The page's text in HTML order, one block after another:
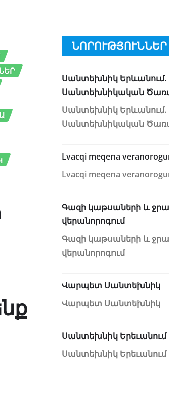
ՆՈՐՈՒԹՅՈՒՆՆԵՐ
Սանտեխնիկ Երևանում.
Սանտեխնիկական
Սանտեխնիկ Երևանում.
Սանտեխնիկական
Lvacqi meqena
Lvacqi meqena
Գազի կաթսաների և
վերանորոգում
Գազի կաթսաների և
վերանորոգում
Վարպետ Սանտեխնիկ
Վարպետ Սանտեխնիկ
Սանտեխնիկ Երեւանում
Սանտեխնիկ Երեւանում